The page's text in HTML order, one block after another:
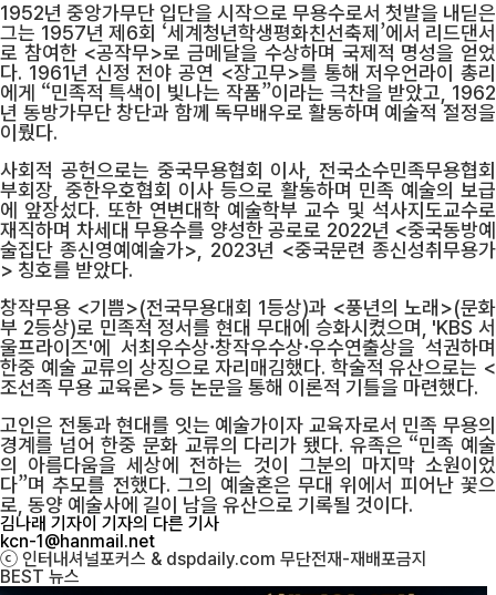
1952년 중앙가무단 입단을 시작으로 무용수로서 첫발을 내딛은
그는 1957년 제6회 ‘세계청년학생평화친선축제’에서 리드댄서
로 참여한 <공작무>로 금메달을 수상하며 국제적 명성을 얻었
다. 1961년 신정 전야 공연 <장고무>를 통해 저우언라이 총리
에게 “민족적 특색이 빛나는 작품”이라는 극찬을 받았고, 1962
년 동방가무단 창단과 함께 독무배우로 활동하며 예술적 절정을
이뤘다.
사회적 공헌으로는 중국무용협회 이사, 전국소수민족무용협회
부회장, 중한우호협회 이사 등으로 활동하며 민족 예술의 보급
에 앞장섰다. 또한 연변대학 예술학부 교수 및 석사지도교수로
재직하며 차세대 무용수를 양성한 공로로 2022년 <중국동방예
술집단 종신영예예술가>, 2023년 <중국문련 종신성취무용가
> 칭호를 받았다.
창작무용 <기쁨>(전국무용대회 1등상)과 <풍년의 노래>(문화
부 2등상)로 민족적 정서를 현대 무대에 승화시켰으며, 'KBS 서
울프라이즈'에 서최우수상·창작우수상·우수연출상을 석권하며
한중 예술 교류의 상징으로 자리매김했다. 학술적 유산으로는 <
조선족 무용 교육론> 등 논문을 통해 이론적 기틀을 마련했다.
고인은 전통과 현대를 잇는 예술가이자 교육자로서 민족 무용의
경계를 넘어 한중 문화 교류의 다리가 됐다. 유족은 “민족 예술
의 아름다움을 세상에 전하는 것이 그분의 마지막 소원이었
다”며 추모를 전했다. 그의 예술혼은 무대 위에서 피어난 꽃으
로, 동양 예술사에 길이 남을 유산으로 기록될 것이다.
김나래 기자이 기자의 다른 기사
kcn-1@hanmail.net
ⓒ 인터내셔널포커스 & dspdaily.com 무단전재-재배포금지
BEST 뉴스